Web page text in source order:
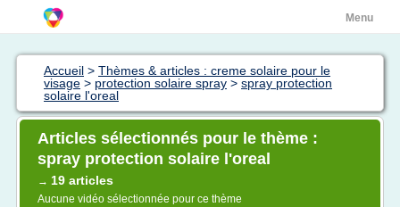
Menu
Accueil > Thèmes & articles : creme solaire pour le
visage > protection solaire spray > spray protection
solaire l'oreal
Articles sélectionnés pour le thème :
spray protection solaire l'oreal
→ 19 articles
Aucune vidéo sélectionnée pour ce thème